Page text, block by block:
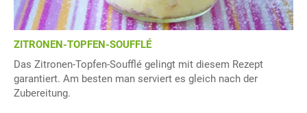
ZITRONEN-TOPFEN-SOUFFLÉ
Das Zitronen-Topfen-Soufflé gelingt mit diesem Rezept
garantiert. Am besten man serviert es gleich nach der
Zubereitung.